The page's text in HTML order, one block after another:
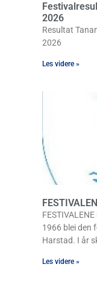
2026
Resultat
2026
Les videre »
1966 blei den
Harstad. I år
Les videre »